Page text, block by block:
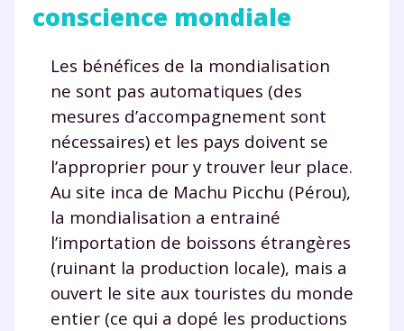
conscience mondiale
Les bénéfices de la mondialisation
ne sont pas automatiques (des
mesures d’accompagnement sont
nécessaires) et les pays doivent se
l’approprier pour y trouver leur place.
Au site inca de Machu Picchu (Pérou),
la mondialisation a entrainé
l’importation de boissons étrangères
(ruinant la production locale), mais a
ouvert le site aux touristes du monde
entier (ce qui a dopé les productions